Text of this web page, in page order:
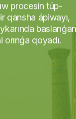
procesin túp-
qansha ápiwayı,
baslanǵan
orınǵa qoyadı.